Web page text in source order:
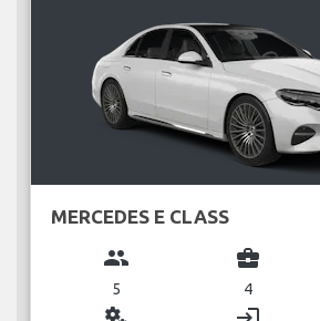
MERCEDES E CLASS
group
5
business_center
4